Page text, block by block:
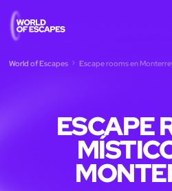
World of Escapes Escape rooms en
ESCAPE